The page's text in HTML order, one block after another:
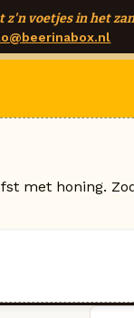
z'n voetjes in het
met honing.